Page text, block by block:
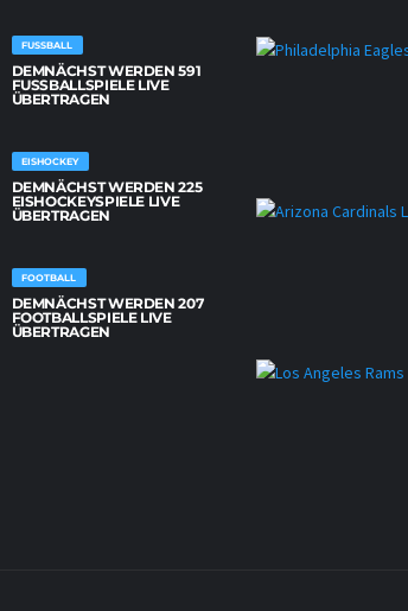
FUSSBALL
DEMNÄCHST WERDEN 591
FUSSBALLSPIELE LIVE Ü
BERTRAGEN
EISHOCKEY
DEMNÄCHST WERDEN 225
EISHOCKEYSPIELE LIVE
ÜBERTRAGEN
FOOTBALL
DEMNÄCHST WERDEN 207
FOOTBALLSPIELE LIVE
ÜBERTRAGEN